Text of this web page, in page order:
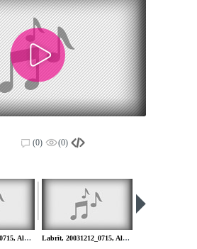
(0) (0)
Labrīt, 20031211_0715, Alpīnistu bojāeja Labrīt, 20031212_0715, Alkohola likums, Alus